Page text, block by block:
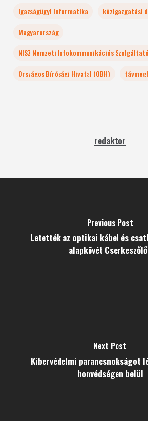
igazságügyi informatika
közigazgatási
Magyarország
NISZ Nemzeti Infokommunikációs
Országos Bírósági Hivatal (OBH)
redaktor
Previous Post
Letették az optikai kábel és
alapkövét
Next Post
Kibervédelmi parancsnokságot
honvédségen belül